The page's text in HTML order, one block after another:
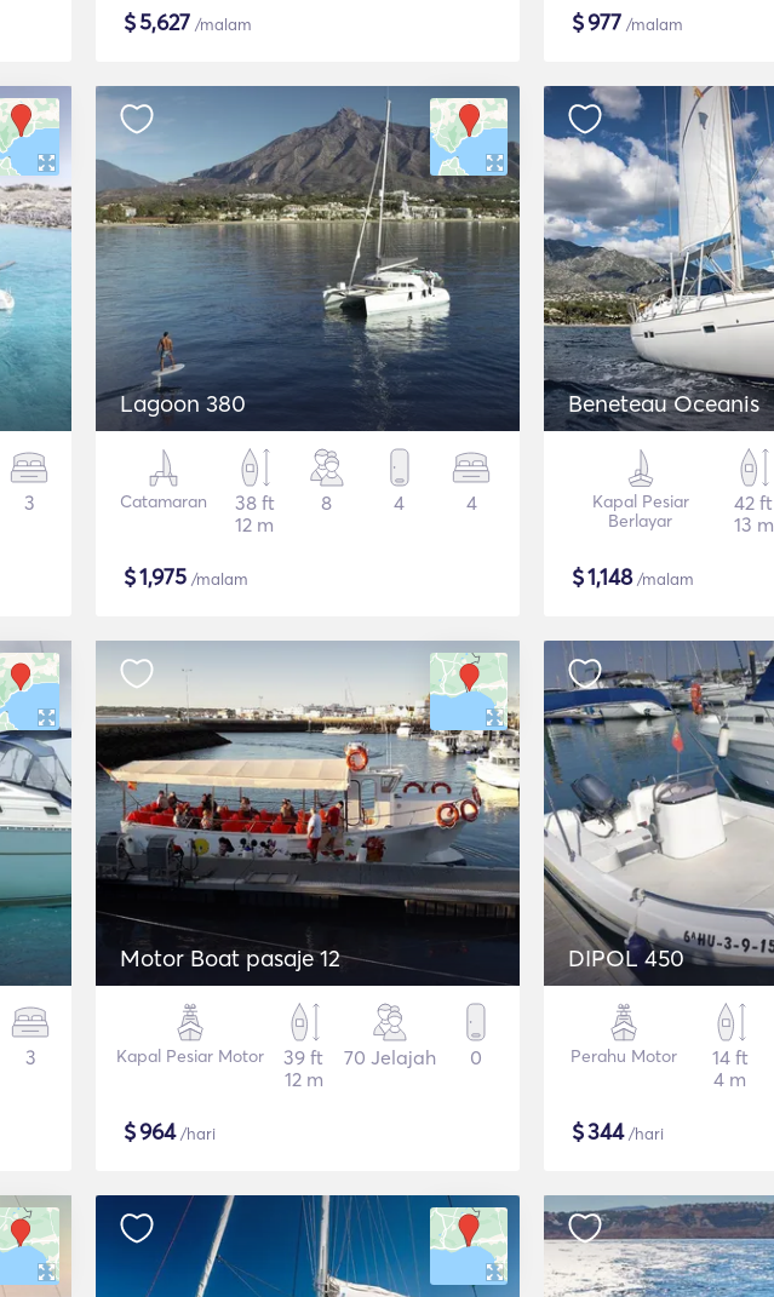
$5,627 /malam $977 /malam
3
Lagoon 380
Catamaran
38 ft
12 m
8 4 4
$1,975 /malam
Beneteau Oceanis
Kapal Pesiar
Berlayar
42 ft
13 m
$1,148/malam
3
Motor Boat pasaje 12
Kapal Pesiar Motor
39 ft
12 m
70 Jelajah 0
$964/hari
DIPOL 450
Perahu Motor
14 ft
4 m
$344/hari